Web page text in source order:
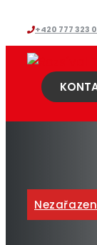
obsah
+420 777 323